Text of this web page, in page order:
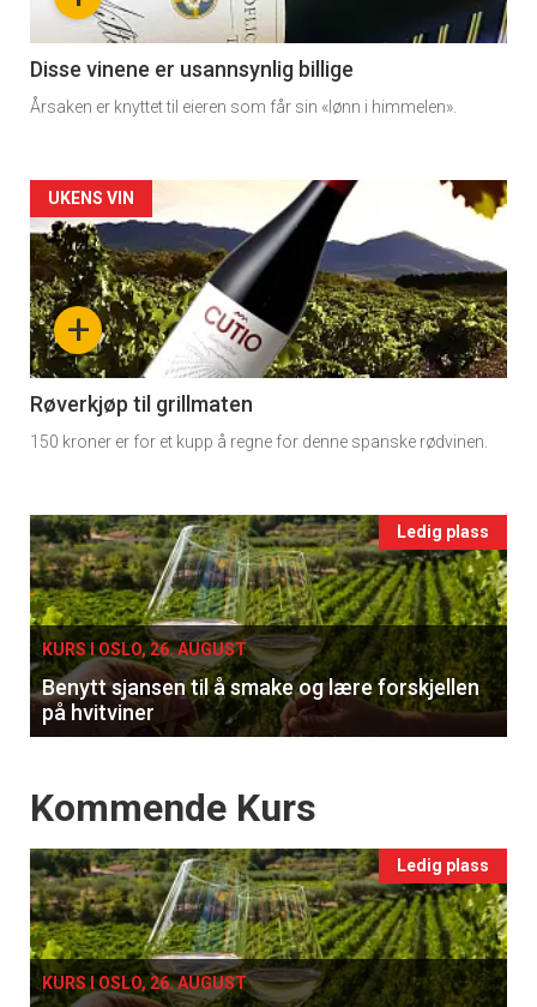
×
Få ukentlige nyhetsbrev fra
Apéritif
Vi tilbyr flere ukentlige nyhetsbrev. Du
kan fritt velge hvilke du ønsker å få
Registrer deg
section
11
Dagens
rett
2
Disse vinene er usannsynlig billige
Årsaken er knyttet til eieren som får sin «lønn i himmelen».
Artikler
detail
-
section
11
Ukens
vin
+
UKENS VIN
Røverkjøp til grillmaten
150 kroner er for et kupp å regne for denne spanske rødvinen.
Events
single
Ledig plass
KURS I OSLO, 26. AUGUST
Benytt sjansen til å smake og lære forskjellen
på hvitviner
Events
Kommende Kurs
Ledig plass
KURS I OSLO, 26. AUGUST